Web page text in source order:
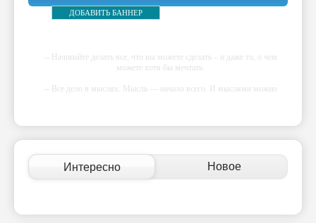
ДОБАВИТЬ БАННЕР
-- Начинайте делать все, что вы можете сделать – и даже то, о чем
можете хотя бы мечтать.
-- Все дело в мыслях. Мысль — начало всего. И мыслями можно
которую вы сами себе придумали.
-- Самое большое богатство — это ум. Самая большая нищета —
глупость. Из всех страхов самый пугающий — самолюбование.
его дал.
Интересно Новое